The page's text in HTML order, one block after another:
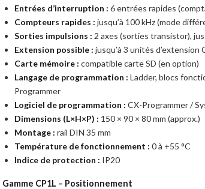
Entrées d’interruption : 6 entrées rapides
Compteurs rapides : jusqu’à 100 kHz (mode
Sorties impulsions : 2 axes (sorties transistor),
Extension possible : jusqu’à 3 unités d’extension
Carte mémoire : compatible carte SD (en option)
Langage de programmation : Ladder, blocs
Programmer
Logiciel de programmation : CX-Programmer /
Dimensions (L×H×P) : 150 × 90 × 80 mm (approx.)
Montage : rail DIN 35 mm
Température de fonctionnement : 0 à +55 °C
Indice de protection : IP20
Gamme CP1L – Positionnement